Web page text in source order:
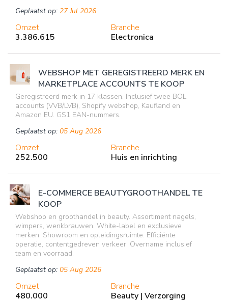
Omzet
3.386.615
Branche
Electronica
Geplaatst op: 27 Jul 2026
Omzet
252.500
Branche
Huis en inrichting
WEBSHOP MET GEREGISTREERD MERK EN
MARKETPLACE ACCOUNTS TE KOOP
Geregistreerd merk in 17 klassen. Inclusief twee BOL
accounts (VVB/LVB), Shopify webshop, Kaufland en
Amazon EU. GS1 EAN-nummers.
Geplaatst op: 05 Aug 2026
Omzet
480.000
Branche
Beauty | Verzorging
E-COMMERCE BEAUTYGROOTHANDEL TE
KOOP
Webshop en groothandel in beauty. Assortiment nagels,
wimpers, wenkbrauwen. White-label en exclusieve
merken. Showroom en opleidingsruimte. Efficiënte
operatie, contentgedreven verkeer. Overname inclusief
team en voorraad.
Geplaatst op: 05 Aug 2026